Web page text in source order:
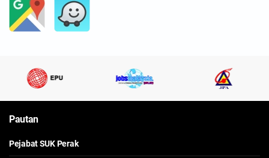
Pautan
Pejabat SUK Perak